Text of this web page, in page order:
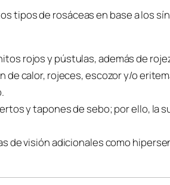
tipos de rosáceas en base a los
rojos y pústulas, además de
calor, rojeces, escozor y/o
y tapones de sebo; por ello, la
de visión adicionales como